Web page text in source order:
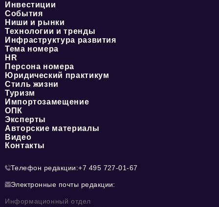
Инвестиции
События
Ниши и рынки
Технологии и тренды
Инфраструктура развития
Тема номера
HR
Персона номера
Юридический практикум
Стиль жизни
Туризм
Импортозамещение
ОПК
Эксперты
Авторские материалы
Видео
Контакты
Телефон редакции:+7 495 727-01-67
Электронные почты редакции:
Информационный отдел